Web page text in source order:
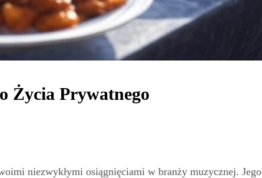
Życia Prywatnego
niezwykłymi osiągnięciami w branży muzycznej. Jego